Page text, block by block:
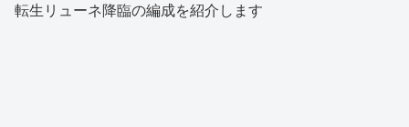
転生リューネ降臨の編成を紹介します